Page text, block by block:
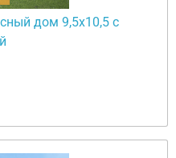
дом 9,5х10,5 с